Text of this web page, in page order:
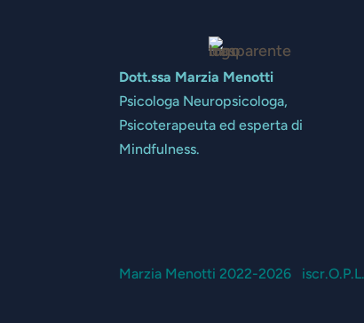
Dott.ssa Marzia Menotti
Psicologa Neuropsicologa,
Psicoterapeuta ed esperta di
Mindfulness.
Marzia Menotti 2022-2026